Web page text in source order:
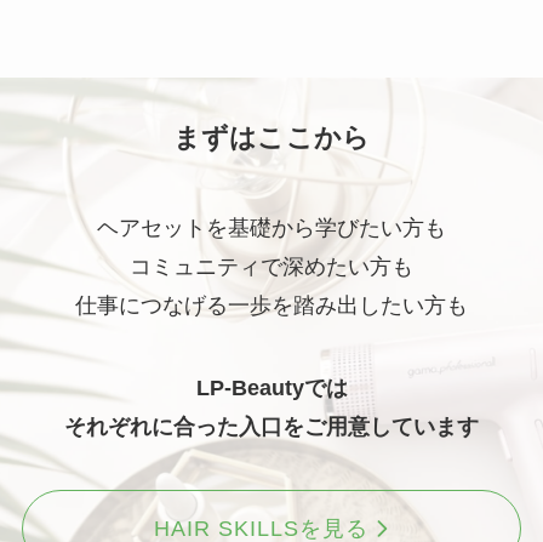
まずはここから
ヘアセットを基礎から学びたい方も
コミュニティで深めたい方も
仕事につなげる一歩を踏み出したい方も
LP-Beautyでは
それぞれに合った入口をご用意しています
HAIR SKILLSを見る